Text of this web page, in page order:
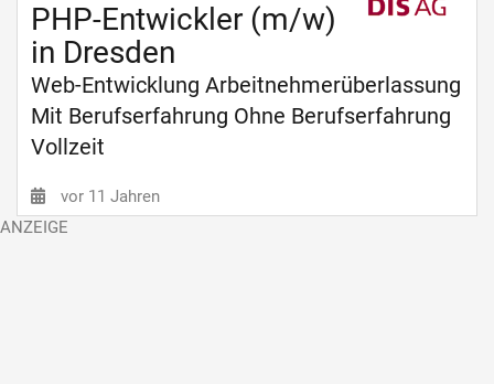
PHP-Entwickler (m/w)
in Dresden
Web-Entwicklung Arbeitnehmerüberlassung
Mit Berufserfahrung Ohne Berufserfahrung
Vollzeit
vor 11 Jahren